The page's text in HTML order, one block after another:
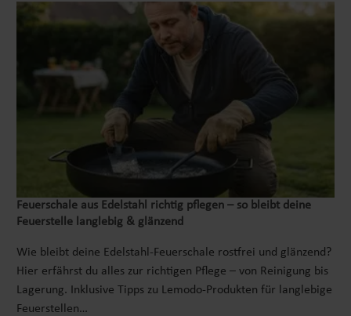
Feuerschale aus Edelstahl richtig pflegen – so bleibt deine
Feuerstelle langlebig & glänzend
Wie bleibt deine Edelstahl-Feuerschale rostfrei und glänzend?
Hier erfährst du alles zur richtigen Pflege – von Reinigung bis
Lagerung. Inklusive Tipps zu Lemodo-Produkten für langlebige
Feuerstellen…